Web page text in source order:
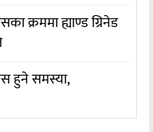
क्रममा ह्याण्ड ग्रिनेड
हुने समस्या,